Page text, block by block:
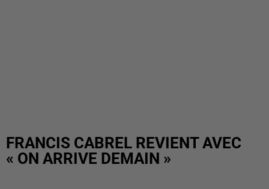
FRANCIS CABREL REVIENT AVEC
« ON ARRIVE DEMAIN »